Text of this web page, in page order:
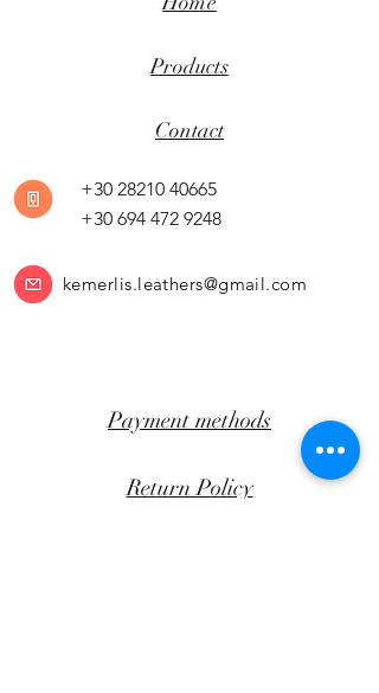
Products
Contact
+30 28210 40665
+30 694 472 9248
kemerlis.leathers@gmail.com
Payment methods
Return Policy